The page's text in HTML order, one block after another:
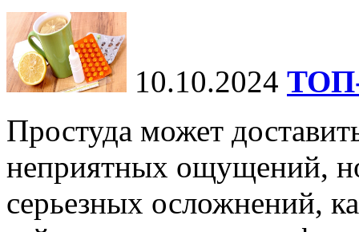
10.10.2024 ТОП-
Простуда может
неприятных ощущений,
серьезных осложнений,